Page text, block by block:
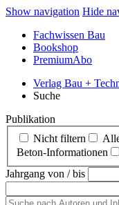
Show navigation Hide
Fachwissen Bau
Bookshop
PremiumAbo
Verlag Bau +
Suche
Publikation
Nicht filtern
Beton‑Informationen
Jahrgang von / bis